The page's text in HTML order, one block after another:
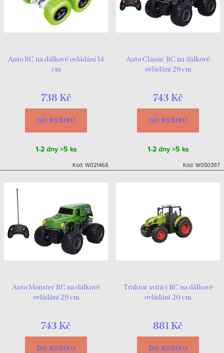
Auto RC na dálkové ovládání 14
cm
738 Kč
DO KOŠÍKU
1-2 dny>5 ks
Kód: W021468
Auto Classic RC na dálkové
ovládání 29 cm
743 Kč
DO KOŠÍKU
1-2 dny>5 ks
Kód: W050397
Auto Monster RC na dálkové
ovládání 29 cm
743 Kč
DO KOŠÍKU
Traktor svítící RC na dálkové
ovládání 20 cm
881 Kč
DO KOŠÍKU